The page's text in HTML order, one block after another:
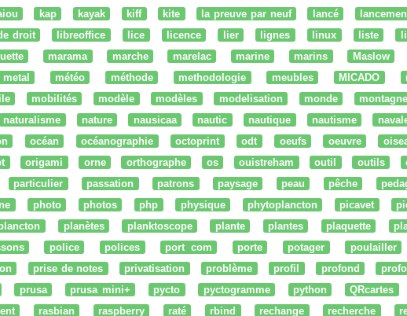
kap kayak kiff kite la preuve par neuf lancé
droit libreoffice lice licence lier lignes linux liste
marama marche marelac marine marins Maslow
metal météo méthode methodologie meubles MICADO
mobilités modèle modèles modelisation monde montagne
naturalisme nature nausicaa nautic nautique nautisme
océan océanographie octoprint odt oeufs oeuvre
origami orne orthographe os ouistreham outil outils
particulier passation patrons paysage peau pêche
photo photos php physique phytoplancton picavet
planètes planktoscope plante plantes plaquette
police polices port com porte potager poulailler
prise de notes privatisation problème profil profond
prusa prusa mini+ pycto pyctogramme python QRcartes
rasbian raspberry raté rbind rechange recherche